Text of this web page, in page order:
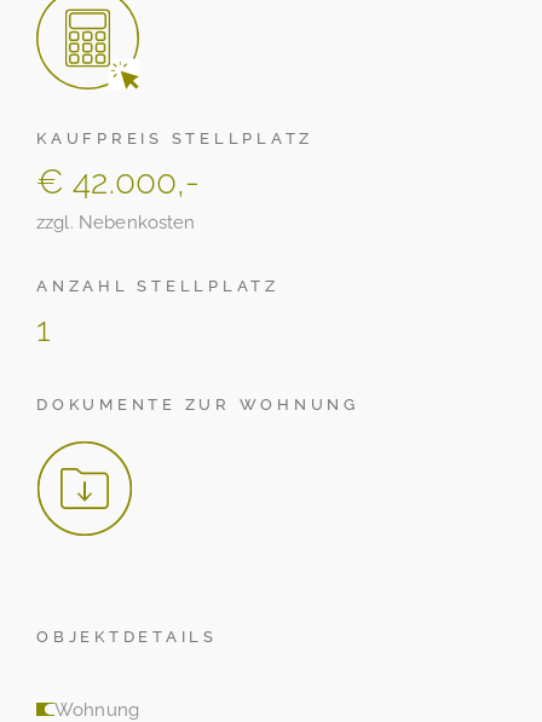
KAUFPREIS STELLPLATZ
€ 42.000,-
zzgl. Nebenkosten
ANZAHL STELLPLATZ
1
DOKUMENTE ZUR WOHNUNG
OBJEKTDETAILS
Wohnung